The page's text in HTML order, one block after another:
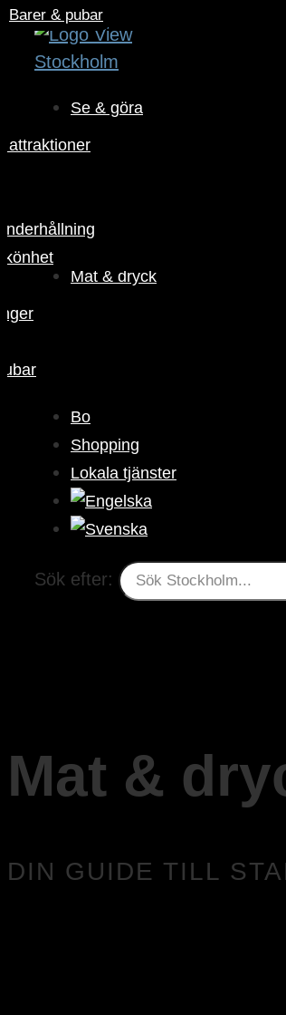
Se & göra
attraktioner
Mat & dryck
Bo
Shopping
Lokala tjänster
Sök efter:
Mat &
DIN GUIDE TILL
Restauranger
Barer & pubar
Barer & pubar
Barer & pubar